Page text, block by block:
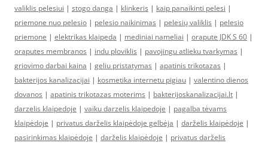
valiklis pelesiui | stogo danga | klinkeris | kaip panaikinti pelesi |
priemone nuo pelesio | pelesio naikinimas | pelesių valiklis | pelesio
priemone | elektrikas klaipeda | mediniai nameliai | orapute JDK S 60 |
oraputes membranos | indu ploviklis | pavojingu atlieku tvarkymas |
griovimo darbai kaina | geliu pristatymas | apatinis trikotazas |
bakterijos kanalizacijai | kosmetika internetu pigiau | valentino dienos
dovanos | apatinis trikotazas moterims | bakterijoskanalizacijai.lt |
darzelis klaipedoje | vaiku darzelis klaipedoje | pagalba tėvams
klaipėdoje | privatus darželis klaipėdoje gelbėja | darželis klaipėdoje |
pasirinkimas klaipėdoje | darželis klaipėdoje | privatus darželis